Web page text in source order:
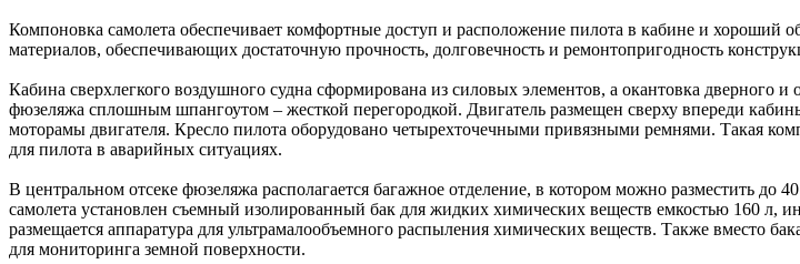
Компоновка самолета обеспечивает комфортные доступ и расположение пилота в кабине и
материалов, обеспечивающих достаточную прочность, долговечность и ремонтопригодность
Кабина сверхлегкого воздушного судна сформирована из силовых элементов, а окантовка дверного
фюзеляжа сплошным шпангоутом – жесткой перегородкой. Двигатель размещен сверху впереди
моторамы двигателя. Кресло пилота оборудовано четырехточечными привязными ремнями. Такая
для пилота в аварийных ситуациях.
В центральном отсеке фюзеляжа располагается багажное отделение, в котором можно разместить до
самолета установлен съемный изолированный бак для жидких химических веществ емкостью 160
размещается аппаратура для ультрамалообъемного распыления химических веществ. Также вместо
для мониторинга земной поверхности.